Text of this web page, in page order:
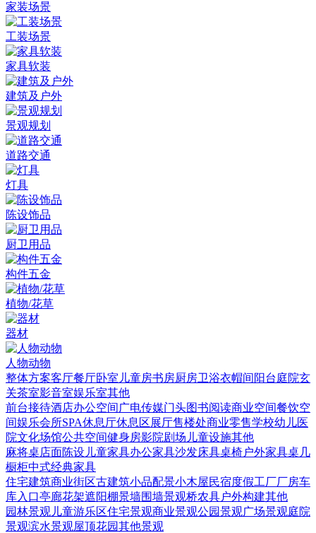
家装场景
工装场景
家具软装
建筑及户外
景观规划
道路交通
灯具
陈设饰品
厨卫用品
构件五金
植物/花草
器材
人物动物
整体方案客厅餐厅卧室 儿童房书房厨房卫浴衣帽间 阳台庭院玄
关茶室影音室娱乐室其他
前台接待酒店办公空间 广电传媒门头图书阅读商业空间餐饮空
间娱乐会所SPA休息厅休息区展厅售楼处商业零售学校幼儿医
院文化场馆公共空间健身房影院剧场 儿童设施其他
麻将桌店面陈设 儿童家具办公家具沙发床具桌椅户外家具桌几
橱柜中式经典家具
住宅建筑商业街区古建筑小品配景小木屋民宿度假工厂厂房车
库入口亭廊花架遮阳棚景墙围墙景观桥农具户外构建其他
园林景观 儿童游乐区住宅景观商业景观公园景观广场景观庭院
景观滨水景观屋顶花园其他景观